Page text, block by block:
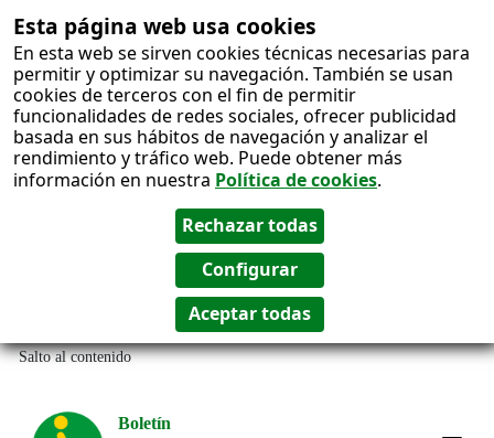
Esta página web usa cookies
En esta web se sirven cookies técnicas necesarias para
permitir y optimizar su navegación. También se usan
cookies de terceros con el fin de permitir
funcionalidades de redes sociales, ofrecer publicidad
basada en sus hábitos de navegación y analizar el
rendimiento y tráfico web. Puede obtener más
información en nuestra Política de cookies.
Salto al contenido
Boletín